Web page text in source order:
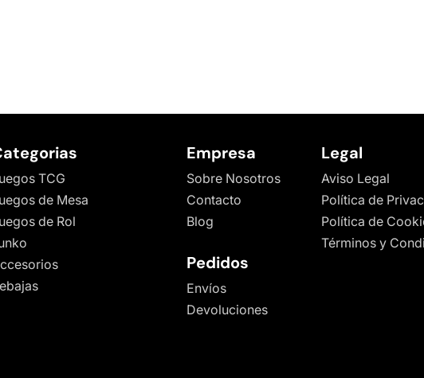
TCG
de Mesa
de Rol
Empresa
Sobre Nosotros
Contacto
Blog
Pedidos
Envíos
Devoluciones
Legal
Aviso Legal
Política de
Política de
Términos y